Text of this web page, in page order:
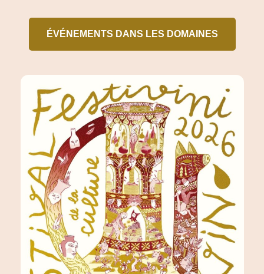
ÉVÉNEMENTS DANS LES DOMAINES